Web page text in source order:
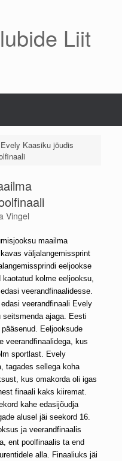
Liit
Evely Kaasiku jõudis
Vingel
maailma
väljalangemissprint
eeljookse
kolme eeljooksu,
veerandfinaalidesse.
veerandfinaali Evely
ajaga. Eesti
Eeljooksude
veerandfinaalidega, kus
sportlast. Evely
tagades sellega koha
kus omakorda oli igas
finaali kaks kiiremat.
kahe edasijõudja
alusel jäi seekord 16.
ja veerandfinaalis
ent poolfinaalis ta end
alla. Finaaliuks jäi